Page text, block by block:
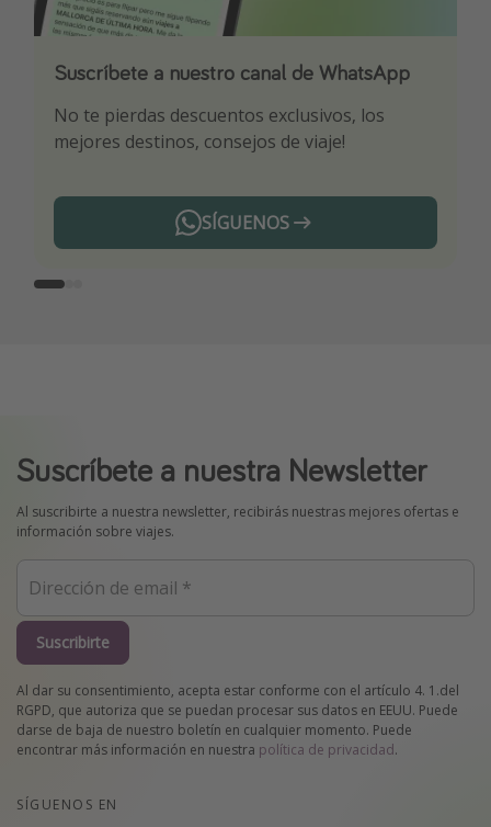
Suscríbete a nuestro canal de WhatsApp
No te pierdas descuentos exclusivos, los
mejores destinos, consejos de viaje!
SÍGUENOS
Descarga nuestra app
Sé el primero en reservar nuestros chollazos
¡Suscríbete a nuestro canal de Telegram!
¡Recibe las mejores ofertas seleccionadas para
ti por nuestros expertos en viajes
Telegram
Suscríbete a nuestra Newsletter
Al suscribirte a nuestra newsletter, recibirás nuestras mejores ofertas e
información sobre viajes.
Suscribirte
Al dar su consentimiento, acepta estar conforme con el artículo 4. 1.del
RGPD, que autoriza que se puedan procesar sus datos en EEUU. Puede
darse de baja de nuestro boletín en cualquier momento. Puede
encontrar más información en nuestra política de privacidad.
SÍGUENOS EN